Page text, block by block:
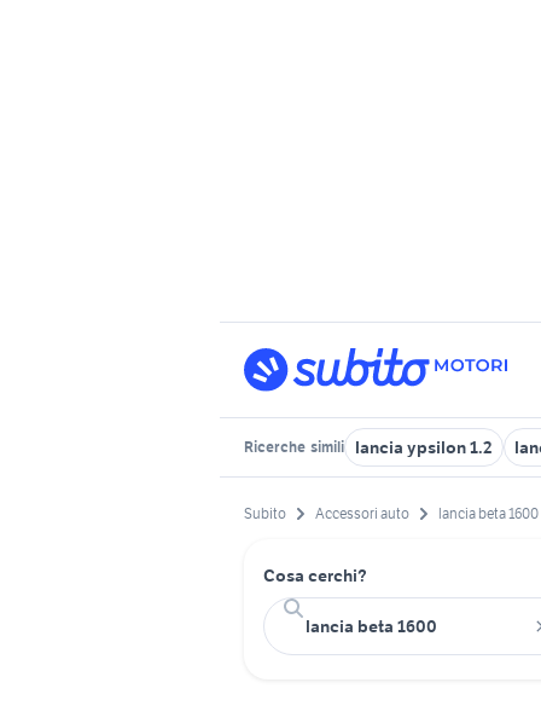
Ricerche simili lancia ypsilon 1.2
Subito Accessori auto lancia beta 1600
Cosa cerchi?